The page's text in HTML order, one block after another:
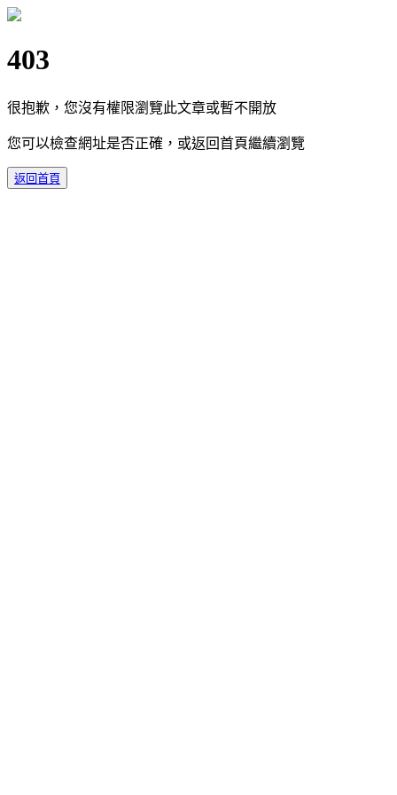
403
很抱歉，您沒有權限瀏覽此文章或暫不開放
您可以檢查網址是否正確，或返回首頁繼續瀏覽
返回首頁